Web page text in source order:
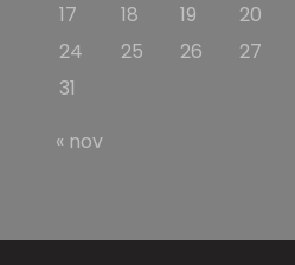
17
18 19 20
24
25 26 27
31
« nov